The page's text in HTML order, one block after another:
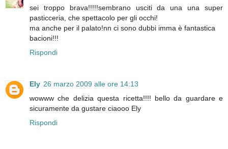
sei troppo brava!!!!!sembrano usciti da una una super
pasticceria, che spettacolo per gli occhi!
ma anche per il palato!nn ci sono dubbi imma è fantastica
bacioni!!!
Rispondi
Ely 26 marzo 2009 alle ore 14:13
wowww che delizia questa ricetta!!!! bello da guardare e
sicuramente da gustare ciaooo Ely
Rispondi